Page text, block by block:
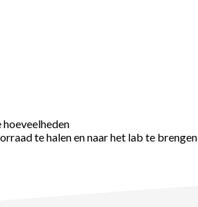
te halen en naar het lab te brengen